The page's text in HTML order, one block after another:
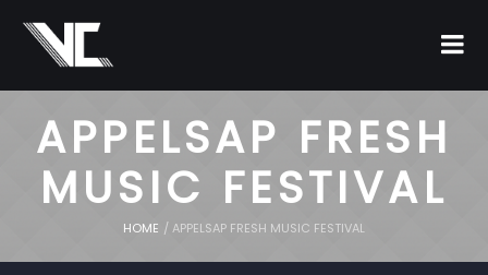
APPELSAP FRESH
MUSIC FESTIVAL
HOME /APPELSAP FRESH MUSIC FESTIVAL